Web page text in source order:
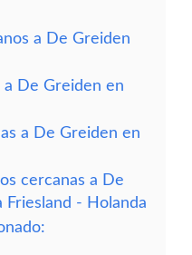
a De Greiden
a De Greiden en
a De Greiden en
cercanas a De
Friesland - Holanda